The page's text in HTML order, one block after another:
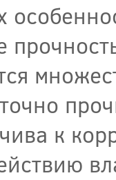
к